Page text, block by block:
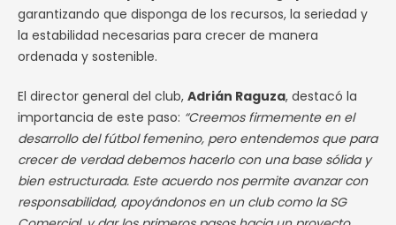
garantizando que disponga de los recursos, la seriedad y
la estabilidad necesarias para crecer de manera
ordenada y sostenible.
El director general del club, Adrián Raguza, destacó la
importancia de este paso: “Creemos firmemente en el
desarrollo del fútbol femenino, pero entendemos que para
crecer de verdad debemos hacerlo con una base sólida y
bien estructurada. Este acuerdo nos permite avanzar con
responsabilidad, apoyándonos en un club como la SG